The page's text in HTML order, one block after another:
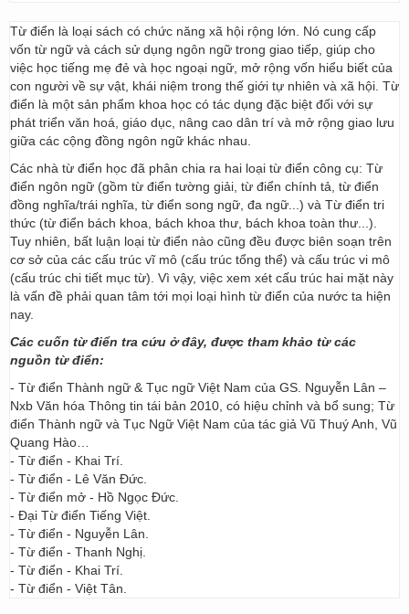
Từ điển là loại sách có chức năng xã hội rộng lớn. Nó cung cấp
vốn từ ngữ và cách sử dụng ngôn ngữ trong giao tiếp, giúp cho
việc học tiếng mẹ đẻ và học ngoại ngữ, mở rộng vốn hiểu biết của
con người về sự vật, khái niệm trong thế giới tự nhiên và xã hội. Từ
điển là một sản phẩm khoa học có tác dụng đặc biệt đối với sự
phát triển văn hoá, giáo dục, nâng cao dân trí và mở rộng giao lưu
giữa các cộng đồng ngôn ngữ khác nhau.
Các nhà từ điển học đã phân chia ra hai loại từ điển công cụ: Từ
điển ngôn ngữ (gồm từ điển tường giải, từ điển chính tả, từ điển
đồng nghĩa/trái nghĩa, từ điển song ngữ, đa ngữ...) và Từ điển tri
thức (từ điển bách khoa, bách khoa thư, bách khoa toàn thư...).
Tuy nhiên, bất luận loại từ điển nào cũng đều được biên soạn trên
cơ sở của các cấu trúc vĩ mô (cấu trúc tổng thể) và cấu trúc vi mô
(cấu trúc chi tiết mục từ). Vì vậy, việc xem xét cấu trúc hai mặt này
là vấn đề phải quan tâm tới mọi loại hình từ điển của nước ta hiện
nay.
Các cuốn từ điển tra cứu ở đây, được tham khảo từ các
nguồn từ điển:
- Từ điển Thành ngữ & Tục ngữ Việt Nam của GS. Nguyễn Lân –
Nxb Văn hóa Thông tin tái bản 2010, có hiệu chỉnh và bổ sung; Từ
điển Thành ngữ và Tục Ngữ Việt Nam của tác giả Vũ Thuý Anh, Vũ
Quang Hào…
- Từ điển - Khai Trí.
- Từ điển - Lê Văn Đức.
- Từ điển mở - Hồ Ngọc Đức.
- Đại Từ điển Tiếng Việt.
- Từ điển - Nguyễn Lân.
- Từ điển - Thanh Nghị.
- Từ điển - Khai Trí.
- Từ điển - Việt Tân.